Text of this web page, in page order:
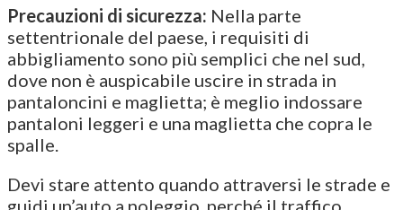
Precauzioni di sicurezza: Nella parte
settentrionale del paese, i requisiti di
abbigliamento sono più semplici che nel sud,
dove non è auspicabile uscire in strada in
pantaloncini e maglietta; è meglio indossare
pantaloni leggeri e una maglietta che copra le
spalle.
Devi stare attento quando attraversi le strade e
guidi un’auto a noleggio, perché il traffico